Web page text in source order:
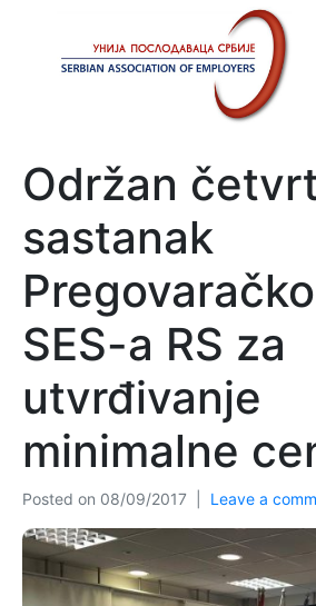
Održan
sastanak
SES-a RS za
utvrđivanje
minimalne
Posted on 08/09/2017 Leave a